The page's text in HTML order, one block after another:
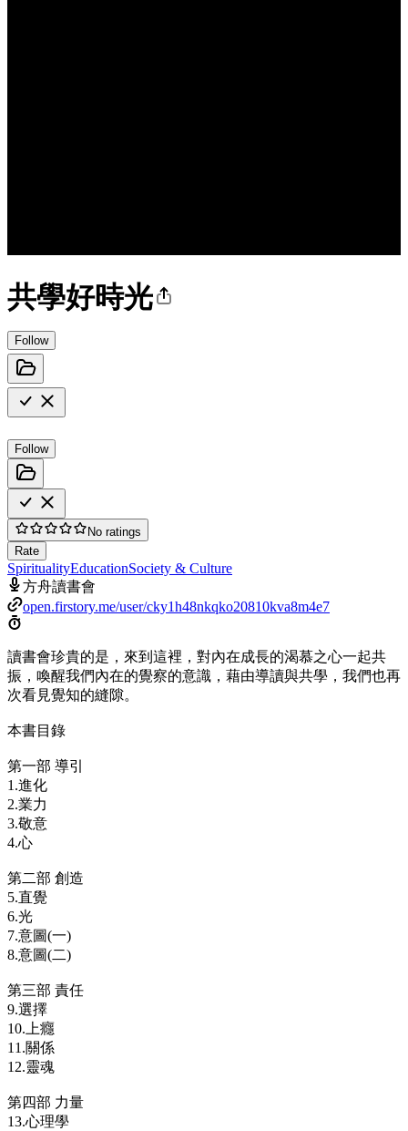
共學好時光
Follow
Follow
No ratings
Rate
SpiritualityEducationSociety & Culture
方舟讀書會
open.firstory.me/user/cky1h48nkqko20810kva8m4e7
讀書會珍貴的是，來到這裡，對內在成長的渴慕之心一起共
振，喚醒我們內在的覺察的意識，藉由導讀與共學，我們也再
次看見覺知的縫隙。
本書目錄
第一部 導引
1.進化
2.業力
3.敬意
4.心
第二部 創造
5.直覺
6.光
7.意圖(一)
8.意圖(二)
第三部 責任
9.選擇
10.上癮
11.關係
12.靈魂
第四部 力量
13.心理學